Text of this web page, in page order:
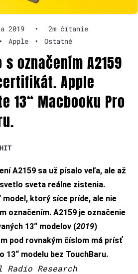
2019 •
2m čítanie
• Apple • Ostatné
označením A2159
Apple
13“ Macbooku Pro
A2159 sa už písalo veľa, ale až
sveta reálne zistenia.
model, ktorý síce príde, ale nie
označením. A2159 je označenie
13“ modelov (2019)
pod rovnakým číslom má prísť
13“ modelu bez TouchBaru.
Radio Research